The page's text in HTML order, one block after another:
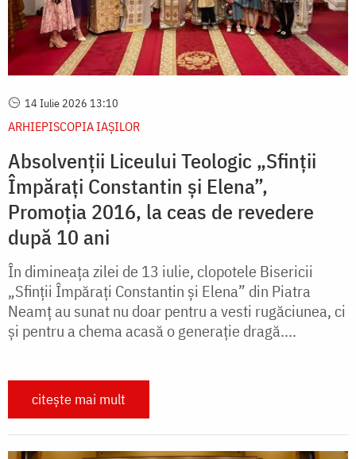
14 Iulie 2026 13:10
ARHIEPISCOPIA IAŞILOR
Absolvenții Liceului Teologic „Sfinții
Împărați Constantin și Elena”,
Promoția 2016, la ceas de revedere
după 10 ani
În dimineața zilei de 13 iulie, clopotele Bisericii
„Sfinții Împărați Constantin și Elena” din Piatra
Neamț au sunat nu doar pentru a vesti rugăciunea, ci
și pentru a chema acasă o generație dragă....
citește mai mult